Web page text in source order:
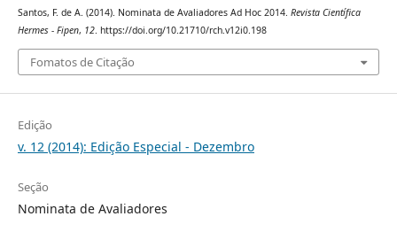
Santos, F. de A. (2014). Nominata de Avaliadores Ad Hoc 2014. Revista Científica
Hermes - Fipen, 12. https://doi.org/10.21710/rch.v12i0.198
Fomatos de Citação
Edição
v. 12 (2014): Edição Especial - Dezembro
Seção
Nominata de Avaliadores